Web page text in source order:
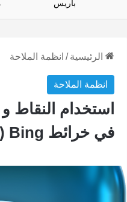
باريس
الرئيسية / انظمة الملاحة
انظمة الملاحة
استخدام النقاط و
في خرائط Bing ( لاجهزة الويندوز )